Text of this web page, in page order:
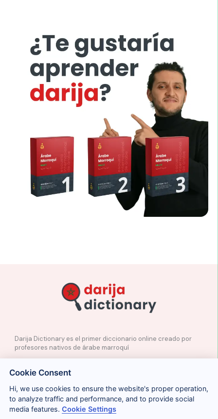
Darija Dictionary es el primer diccionario online creado por
profesores nativos de árabe marroquí
Contacto
📲Redes Sociales
🤝🏼Proponer palabras
Cookie Consent
Hi, we use cookies to ensure the website's proper operation,
to analyze traffic and performance, and to provide social
media features.Cookie Settings